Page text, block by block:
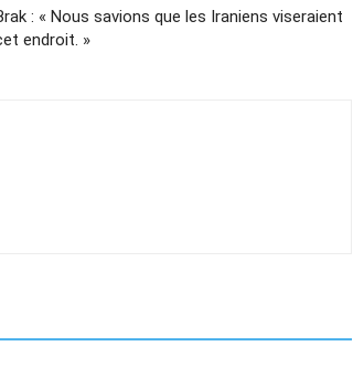
: « Nous savions que les Iraniens viseraient
endroit. »